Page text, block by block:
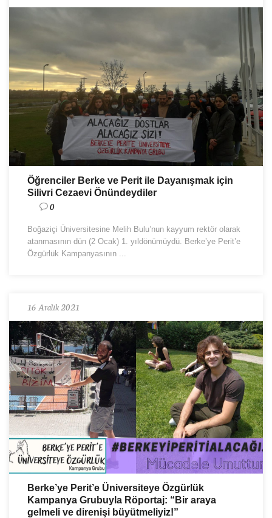
Öğrenciler Berke ve Perit ile Dayanışmak için
Silivri Cezaevi Önündeydiler
0
Boğaziçi Üniversitesine Melih Bulu’nun kayyum rektör olarak
atanmasının dün (2 Ocak) 1. yıldönümüydü. Berke’ye Perit’e
Özgürlük Kampanyasının ...
16 Aralık 2021
Berke’ye Perit’e Üniversiteye Özgürlük
Kampanya Grubuyla Röportaj: “Bir araya
gelmeli ve direnişi büyütmeliyiz!”